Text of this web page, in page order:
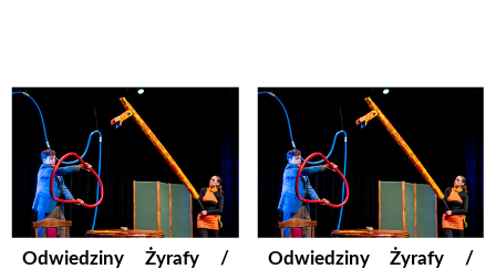
Odwiedziny Żyrafy /
Odwiedziny Żyrafy /